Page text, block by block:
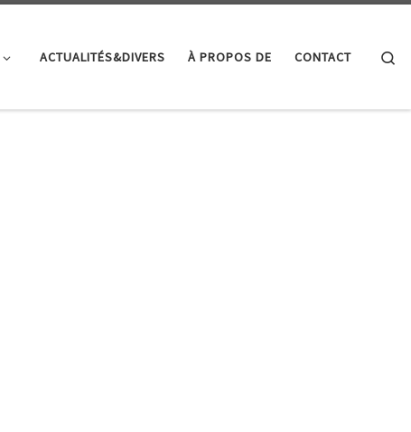
ACTUALITÉS&DIVERS À PROPOS DE CONTACT